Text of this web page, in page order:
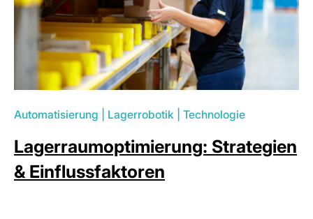
Automatisierung Lagerrobotik Technologie
Lagerraumoptimierung: Strategien
& Einflussfaktoren